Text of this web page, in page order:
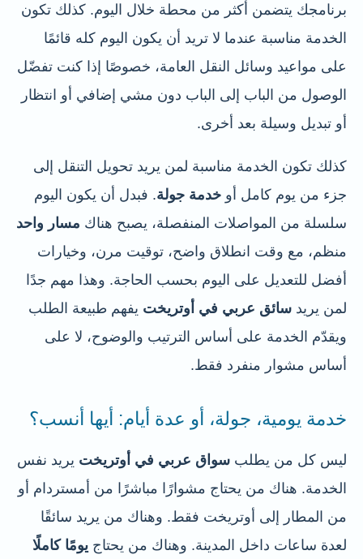
برنامجك يتضمن أكثر من محطة خلال اليوم. كذلك تكون
الخدمة مناسبة عندما لا تريد أن يكون اليوم كله قائمًا
على مواعيد وسائل النقل العامة، خصوصًا إذا كنت تفضّل
الوصول من الباب إلى الباب دون مشي إضافي أو انتظار
أو تبديل وسيلة بعد أخرى.
كذلك تكون الخدمة مناسبة لمن يريد تحويل التنقل إلى
جزء من يوم كامل أو خدمة جولة. فبدل أن يكون اليوم
سلسلة من المواصلات المنفصلة، يصبح هناك مسار واحد
منظم، مع وقت انطلاق واضح، توقيت مرن، وخيارات
أفضل للتعديل على اليوم بحسب الحاجة. وهذا مهم جدًا
لمن يريد سائق عربي في أوتريخت يفهم طبيعة الطلب
ويقدّم الخدمة على أساس الترتيب والوضوح، لا على
أساس مشوار منفرد فقط.
خدمة يومية، جولة، أو عدة أيام: أيها أنسب؟
ليس كل من يطلب سواق عربي في أوتريخت يريد نفس
الخدمة. هناك من يحتاج مشوارًا مباشرًا من أمستردام أو
من المطار إلى أوتريخت فقط. وهناك من يريد سائقًا
لعدة ساعات داخل المدينة. وهناك من يحتاج يومًا كاملًا